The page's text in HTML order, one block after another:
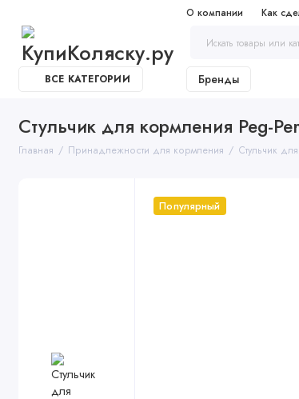
О компании Как
ВСЕ КАТЕГОРИИ Бренды
Стульчик для кормления Peg-
Главная Принадлежности для кормления Стульчик
Популярный